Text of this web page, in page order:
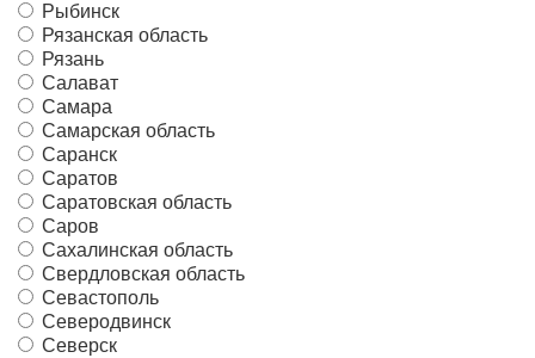
Рыбинск
Рязанская область
Рязань
Салават
Самара
Самарская область
Саранск
Саратов
Саратовская область
Саров
Сахалинская область
Свердловская область
Севастополь
Северодвинск
Северск